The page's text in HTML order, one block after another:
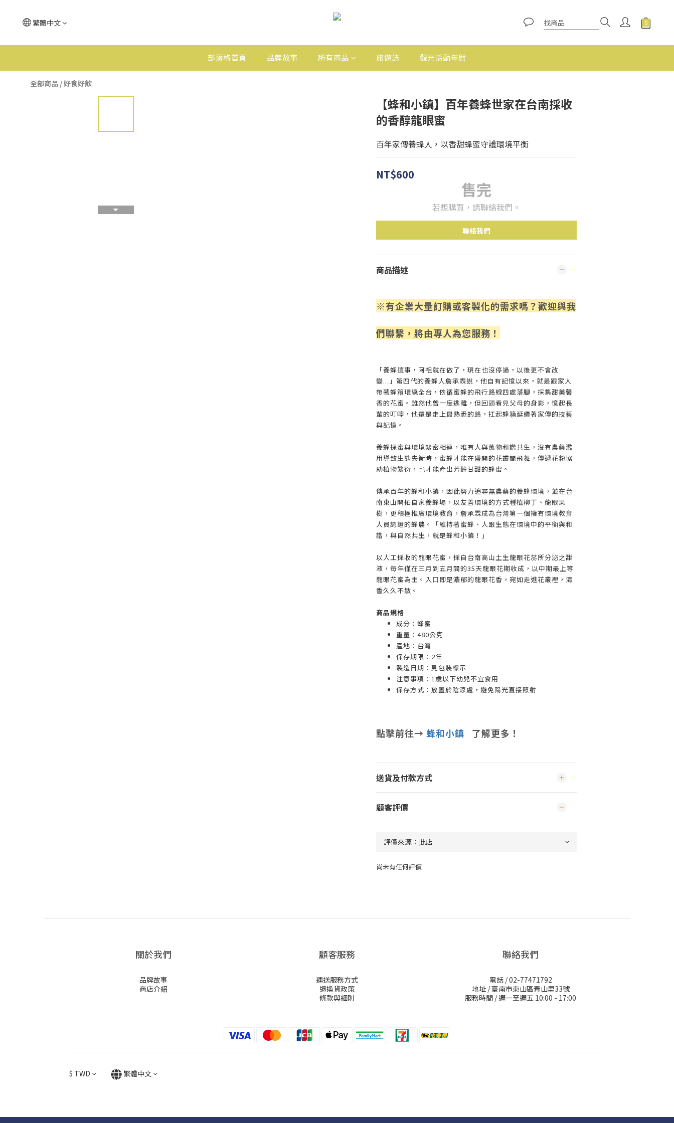
繁體中文
部落格首頁 品牌故事 所有商品 旅遊誌 觀光活動年曆
全部商品 /好食好飲
【蜂和小鎮】百年養蜂世家在台南採收
的香醇龍眼蜜
百年家傳養蜂人，以香甜蜂蜜守護環境平衡
NT$600
售完
若想購買，請聯絡我們。
聯絡我們
商品描述
※有企業大量訂購或客製化的需求嗎？歡迎與我
們聯繫，將由專人為您服務！
「養蜂這事，阿祖就在做了，現在也沒停過，以後更不會改
變...」第四代的養蜂人詹承霖說，他自有記憶以來，就是跟家人
帶著蜂箱環繞全台，依循蜜蜂的飛行路線四處落腳，採集甜美馨
香的花蜜。雖然他曾一度逃離，但回頭看見父母的身影，憶起長
輩的叮嚀，他還是走上最熟悉的路，扛起蜂箱延續著家傳的技藝
與記憶。
養蜂採蜜與環境緊密相連，唯有人與萬物和諧共生，沒有農藥濫
用導致生態失衡時，蜜蜂才能在盛開的花叢間飛舞，傳遞花粉協
助植物繁衍，也才能產出芳醇甘甜的蜂蜜。
傳承百年的蜂和小鎮，因此努力追尋無農藥的養蜂環境，並在台
南東山開拓自家養蜂場，以友善環境的方式種植柳丁、龍眼果
樹，更積極推廣環境教育，詹承霖成為台灣第一個擁有環境教育
人員認證的蜂農。「維持著蜜蜂、人跟生態在環境中的平衡與和
諧，與自然共生，就是蜂和小鎮！」
以人工採收的龍眼花蜜，採自台南高山土生龍眼花蕊所分泌之甜
液，每年僅在三月到五月間的35天龍眼花期收成，以中期最上等
龍眼花蜜為主。入口即是濃郁的龍眼花香，宛如走進花叢裡，清
香久久不散。
商品規格
成分：蜂蜜
重量：480公克
產地：台灣
保存期限：2年
製造日期：見包裝標示
注意事項：1歲以下幼兒不宜食用
保存方式：放置於陰涼處，避免陽光直接照射
點擊前往→ 蜂和小鎮 了解更多！
送貨及付款方式
顧客評價
尚未有任何評價
關於我們
品牌故事
商店介紹
顧客服務
運送服務方式
退換貨政策
條款與細則
聯絡我們
電話 / 02-77471792
地址 / 臺南市東山區青山里33號
服務時間 / 週一至週五 10:00 - 17:00
$ TWD 繁體中文